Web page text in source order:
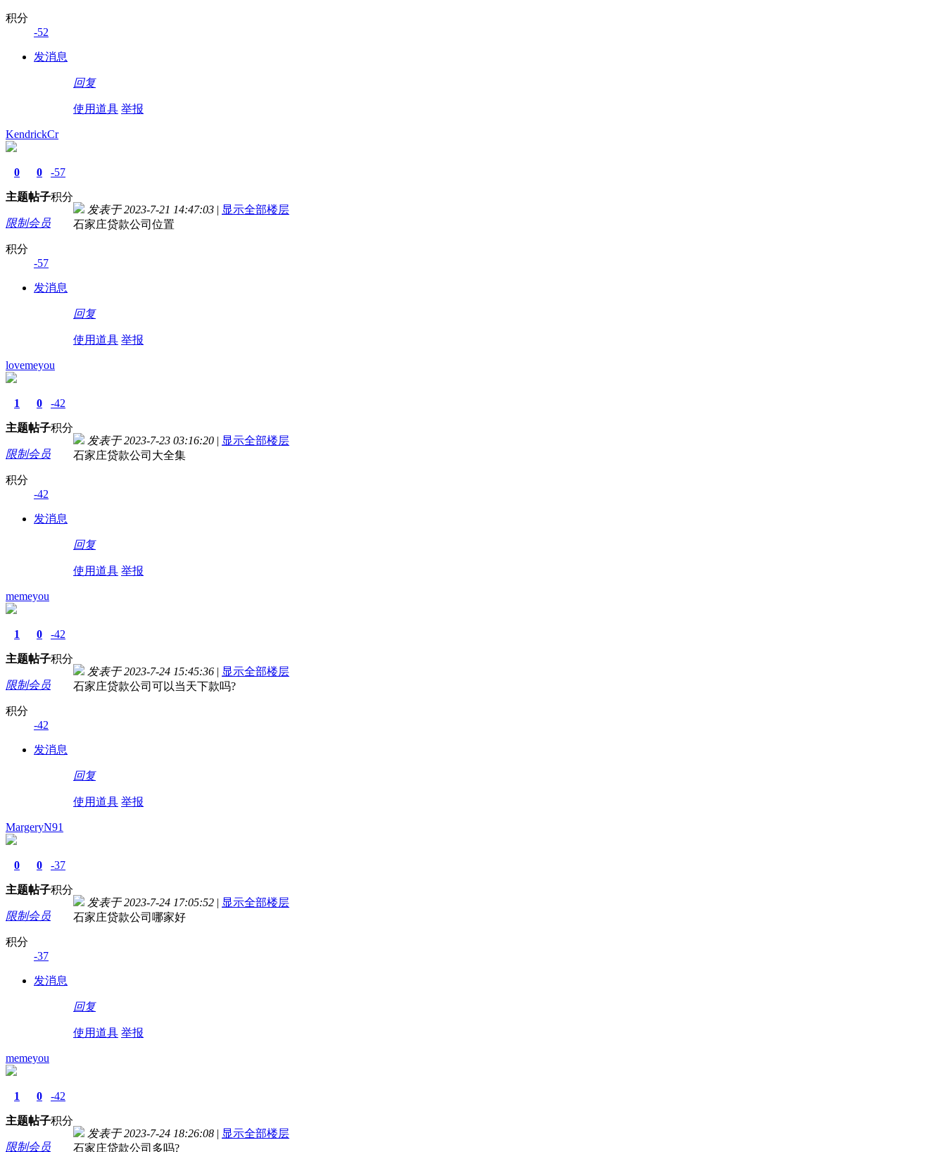
积分
-52
发消息
回复
使用道具 举报
KendrickCr
0
主题
0
帖子
-57
积分
限制会员
积分
-57
发消息
发表于 2023-7-21 14:47:03 | 显示全部楼层
石家庄贷款公司位置
回复
使用道具 举报
lovemeyou
1
主题
0
帖子
-42
积分
限制会员
积分
-42
发消息
发表于 2023-7-23 03:16:20 | 显示全部楼层
石家庄贷款公司大全集
回复
使用道具 举报
memeyou
1
主题
0
帖子
-42
积分
限制会员
积分
-42
发消息
发表于 2023-7-24 15:45:36 | 显示全部楼层
石家庄贷款公司可以当天下款吗?
回复
使用道具 举报
MargeryN91
0
主题
0
帖子
-37
积分
限制会员
积分
-37
发消息
发表于 2023-7-24 17:05:52 | 显示全部楼层
石家庄贷款公司哪家好
回复
使用道具 举报
memeyou
1
主题
0
帖子
-42
积分
限制会员
发表于 2023-7-24 18:26:08 | 显示全部楼层
石家庄贷款公司多吗?